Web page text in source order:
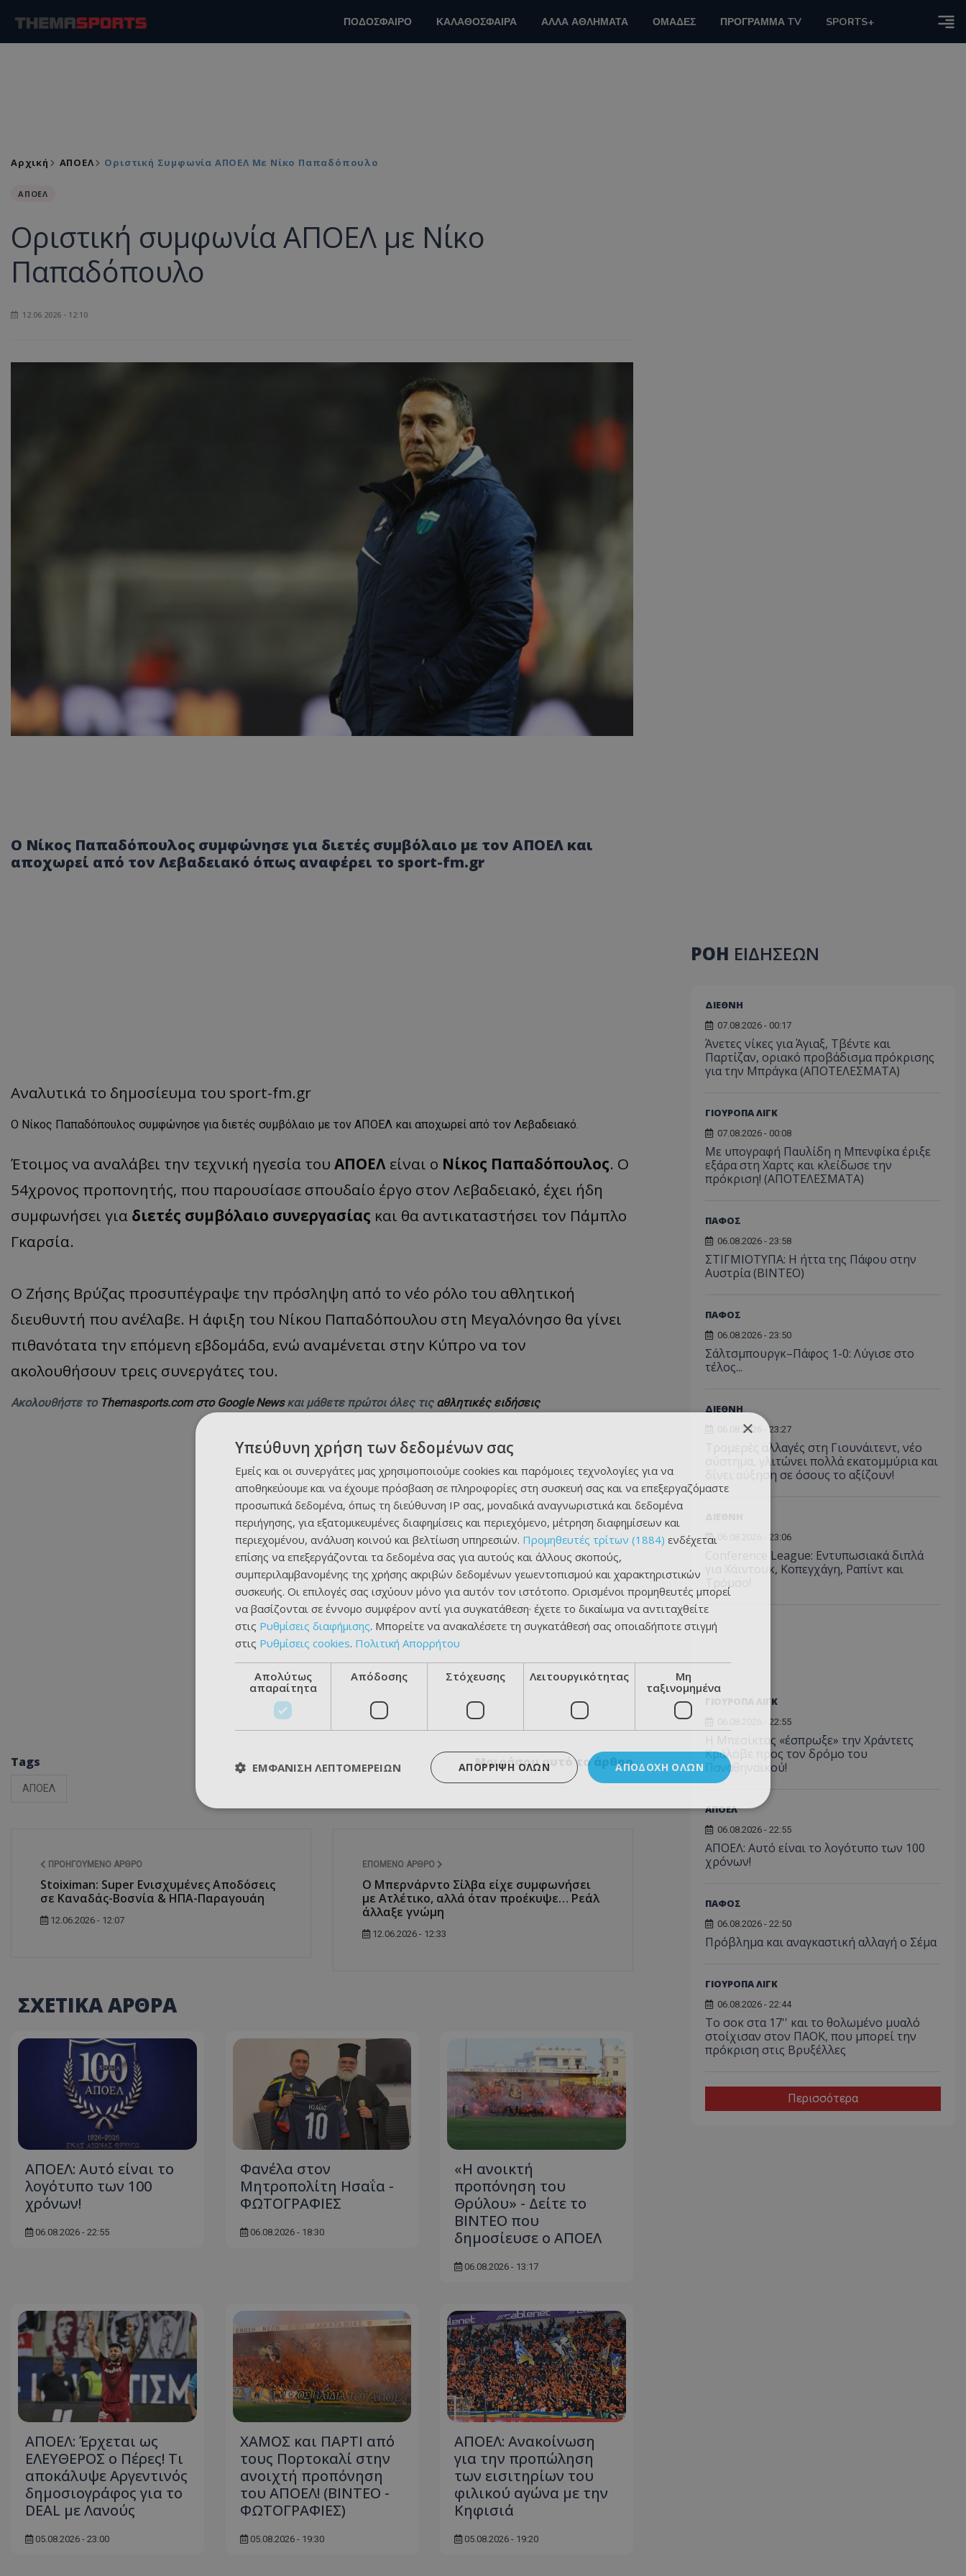
ΠΟΔΟΣΦΑΙΡΟ ΚΑΛΑΘΟΣΦΑΙΡΑ ΑΛΛΑ ΑΘΛΗΜΑΤΑ ΟΜΑΔΕΣ ΠΡΟΓΡΑΜΜΑ TV SPORTS+
Αρχική ΑΠΟΕΛ Οριστική Συμφωνία ΑΠΟΕΛ Με Νίκο Παπαδόπουλο
ΑΠΟΕΛ
Οριστική συμφωνία ΑΠΟΕΛ με Νίκο
Παπαδόπουλο
12.06.2026 - 12:10
Ο Νίκος Παπαδόπουλος συμφώνησε για διετές συμβόλαιο με τον ΑΠΟΕΛ και
αποχωρεί από τον Λεβαδειακό όπως αναφέρει το sport-fm.gr
Αναλυτικά το δημοσίευμα του sport-fm.gr
Ο Νίκος Παπαδόπουλος συμφώνησε για διετές συμβόλαιο με τον ΑΠΟΕΛ και αποχωρεί από τον Λεβαδειακό.
Έτοιμος να αναλάβει την τεχνική ηγεσία του ΑΠΟΕΛ είναι ο Νίκος Παπαδόπουλος. O
54χρονος προπονητής, που παρουσίασε σπουδαίο έργο στον Λεβαδειακό, έχει ήδη
συμφωνήσει για διετές συμβόλαιο συνεργασίας και θα αντικαταστήσει τον Πάμπλο
Γκαρσία.
Ο Ζήσης Βρύζας προσυπέγραψε την πρόσληψη από το νέο ρόλο του αθλητικοή
διευθυντή που ανέλαβε. Η άφιξη του Νίκου Παπαδόπουλου στη Μεγαλόνησο θα γίνει
πιθανότατα την επόμενη εβδομάδα, ενώ αναμένεται στην Κύπρο να τον
ακολουθήσουν τρεις συνεργάτες του.
Ακολουθήστε το Themasports.com στο Google Newsκαι μάθετε πρώτοι όλες τις αθλητικές ειδήσεις
Tags
ΑΠΟΕΛ
Μοιράσου αυτό το άρθρο
ΠΡΟΗΓΟΎΜΕΝΟ ΆΡΘΡΟ
Stoiximan: Super Ενισχυμένες Αποδόσεις
σε Καναδάς-Βοσνία & ΗΠΑ-Παραγουάη
12.06.2026 - 12:07
ΕΠΌΜΕΝΟ ΆΡΘΡΟ
Ο Μπερνάρντο Σίλβα είχε συμφωνήσει
με Ατλέτικο, αλλά όταν προέκυψε… Ρεάλ
άλλαξε γνώμη
12.06.2026 - 12:33
ΣΧΕΤΙΚΑ ΑΡΘΡΑ
ΑΠΟΕΛ: Αυτό είναι το
λογότυπο των 100
χρόνων!
06.08.2026 - 22:55
Φανέλα στον
Μητροπολίτη Ησαΐα -
ΦΩΤΟΓΡΑΦΙΕΣ
06.08.2026 - 18:30
«Η ανοικτή
προπόνηση του
Θρύλου» - Δείτε το
ΒΙΝΤΕΟ που
δημοσίευσε ο ΑΠΟΕΛ
06.08.2026 - 13:17
ΑΠΟΕΛ: Έρχεται ως
ΕΛΕΥΘΕΡΟΣ ο Πέρες! Τι
αποκάλυψε Αργεντινός
δημοσιογράφος για το
DEAL με Λανούς
05.08.2026 - 23:00
ΧΑΜΟΣ και ΠΑΡΤΙ από
τους Πορτοκαλί στην
ανοιχτή προπόνηση
του ΑΠΟΕΛ! (ΒΙΝΤΕΟ -
ΦΩΤΟΓΡΑΦΙΕΣ)
05.08.2026 - 19:30
ΑΠΟΕΛ: Ανακοίνωση
για την προπώληση
των εισιτηρίων του
φιλικού αγώνα με την
Κηφισιά
05.08.2026 - 19:20
ΡΟΗ ΕΙΔΗΣΕΩΝ
ΔΙΕΘΝΗ
07.08.2026 - 00:17
Άνετες νίκες για Άγιαξ, Τβέντε και
Παρτίζαν, οριακό προβάδισμα πρόκρισης
για την Μπράγκα (ΑΠΟΤΕΛΕΣΜΑΤΑ)
ΓΙΟΥΡΟΠΑ ΛΙΓΚ
07.08.2026 - 00:08
Με υπογραφή Παυλίδη η Μπενφίκα έριξε
εξάρα στη Χαρτς και κλείδωσε την
πρόκριση! (ΑΠΟΤΕΛΕΣΜΑΤΑ)
ΠΑΦΟΣ
06.08.2026 - 23:58
ΣΤΙΓΜΙΟΤΥΠΑ: Η ήττα της Πάφου στην
Αυστρία (ΒΙΝΤΕΟ)
ΠΑΦΟΣ
06.08.2026 - 23:50
Σάλτσμπουργκ–Πάφος 1-0: Λύγισε στο
τέλος...
ΔΙΕΘΝΗ
06.08.2026 - 23:27
Τρομερές αλλαγές στη Γιουνάιτεντ, νέο
σύστημα, γλιτώνει πολλά εκατομμύρια και
δίνει αύξηση σε όσους το αξίζουν!
06.08.2026 - 23:06
Conference League: Εντυπωσιακά διπλά
για Χάιντουκ, Κοπεγχάγη, Ραπίντ και
ΓΙΟΥΡΟΠΑ ΛΙΓΚ
06.08.2026 - 22:55
Η Μπεσίκτας «έσπρωξε» την Χράντετς
Κράλοβε προς τον δρόμο του
Παναθηναϊκού!
ΑΠΟΕΛ
06.08.2026 - 22:55
ΑΠΟΕΛ: Αυτό είναι το λογότυπο των 100
χρόνων!
ΠΑΦΟΣ
06.08.2026 - 22:50
Πρόβλημα και αναγκαστική αλλαγή ο Σέμα
ΓΙΟΥΡΟΠΑ ΛΙΓΚ
06.08.2026 - 22:44
Το σοκ στα 17'' και το θολωμένο μυαλό
στοίχισαν στον ΠΑΟΚ, που μπορεί την
πρόκριση στις Βρυξέλλες
Περισσότερα
×
Υπεύθυνη χρήση των δεδομένων σας
Εμείς και οι συνεργάτες μας χρησιμοποιούμε cookies και παρόμοιες τεχνολογίες για να
αποθηκεύουμε και να έχουμε πρόσβαση σε πληροφορίες στη συσκευή σας και να επεξεργαζόμαστε
προσωπικά δεδομένα, όπως τη διεύθυνση IP σας, μοναδικά αναγνωριστικά και δεδομένα
περιήγησης, για εξατομικευμένες διαφημίσεις και περιεχόμενο, μέτρηση διαφημίσεων και
περιεχομένου, ανάλυση κοινού και βελτίωση υπηρεσιών. Προμηθευτές τρίτων (1884) ενδέχεται
επίσης να επεξεργάζονται τα δεδομένα σας για αυτούς και άλλους σκοπούς,
συμπεριλαμβανομένης της χρήσης ακριβών δεδομένων γεωεντοπισμού και χαρακτηριστικών
συσκευής. Οι επιλογές σας ισχύουν μόνο για αυτόν τον ιστότοπο. Ορισμένοι προμηθευτές μπορεί
να βασίζονται σε έννομο συμφέρον αντί για συγκατάθεση· έχετε το δικαίωμα να αντιταχθείτε
στις Ρυθμίσεις διαφήμισης. Μπορείτε να ανακαλέσετε τη συγκατάθεσή σας οποιαδήποτε στιγμή
στις Ρυθμίσεις cookies. Πολιτική Απορρήτου
Απολύτως
απαραίτητα
Απόδοσης Στόχευσης Λειτουργικότητας
Μη
ταξινομημένα
ΑΠΟΔΟΧΉ ΌΛΩΝ
ΑΠΌΡΡΙΨΗ ΌΛΩΝ
ΕΜΦΆΝΙΣΗ ΛΕΠΤΟΜΕΡΕΙΏΝ